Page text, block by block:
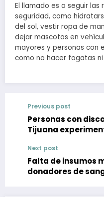
El llamado es a seguir
seguridad, como
del sol, vestir ropa de
dejar mascotas en
mayores y personas con
como no hacer fogatas ni
Previous post
Personas con
Tijuana
Next post
Falta de insumos
donadores de